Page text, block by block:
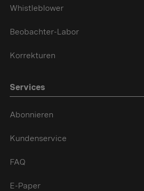
Whistleblower
Beobachter-Labor
Korrekturen
Services
Abonnieren
Kundenservice
FAQ
E-Paper